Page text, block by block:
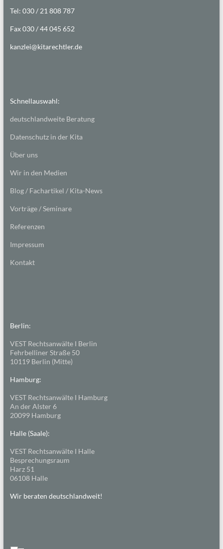
Tel: 030 / 21 808 787
Fax 030 / 44 045 652
kanzlei@kitarechtler.de
Schnellauswahl:
deutschlandweite Beratung
Datenschutz in der Kita
Über uns
Wir in den Medien
Blog / Fachartikel / Kita-News
Vorträge / Seminare
Referenzen
Impressum
Kontakt
Berlin:
VEST Rechtsanwälte I Berlin
Fehrbelliner Straße 50
10119 Berlin (Mitte)
Hamburg:
VEST Rechtsanwälte I Hamburg
An der Alster 6
20099 Hamburg
Halle (Saale):
VEST Rechtsanwälte I Halle
Besprechungsraum
Harz 51
06108 Halle
Wir beraten deutschlandweit!